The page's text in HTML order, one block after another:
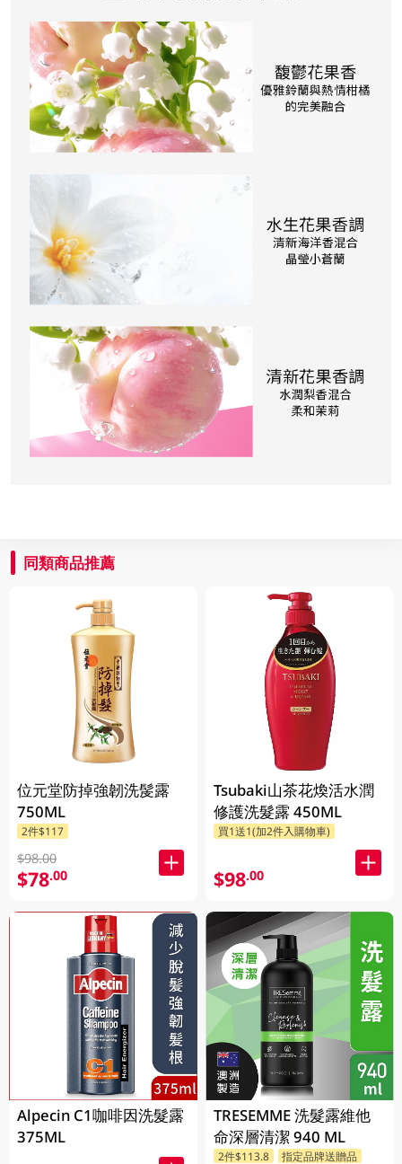
同類商品推薦
位元堂防掉強韌洗髲露
750ML
2件$117
$98.00
$78.00
Alpecin C1咖啡因洗髮露
375ML
Tsubaki山茶花煥活水潤
修護洗髮露 450ML
買1送1(加2件入購物車)
$98.00
TRESEMME 洗髮露維他
命深層清潔 940 ML
2件$113.8 指定品牌送贈品